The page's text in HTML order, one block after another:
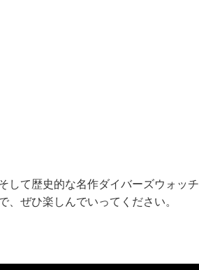
して歴史的な名作ダイバーズウォッチ
ぜひ楽しんでいってください。